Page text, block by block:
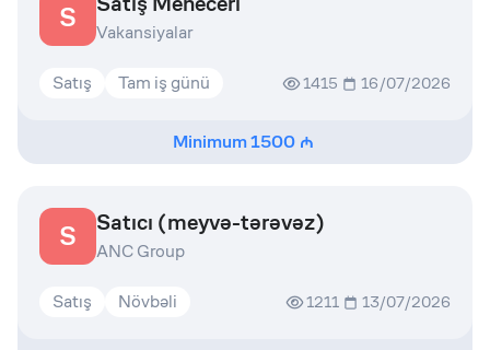
S Vakansiyalar
Satış Tam iş günü 1415 16/07/2026
Minimum1500
S Satıcı (meyvə-tərəvəz)
ANC Group
Satış Növbəli 1211 13/07/2026